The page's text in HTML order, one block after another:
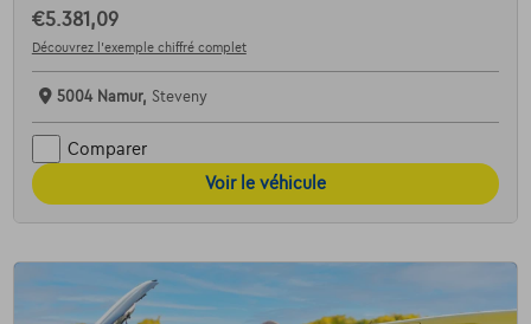
€5.381,09
Découvrez l’exemple chiffré complet
5004 Namur, Steveny
Comparer
Voir le véhicule